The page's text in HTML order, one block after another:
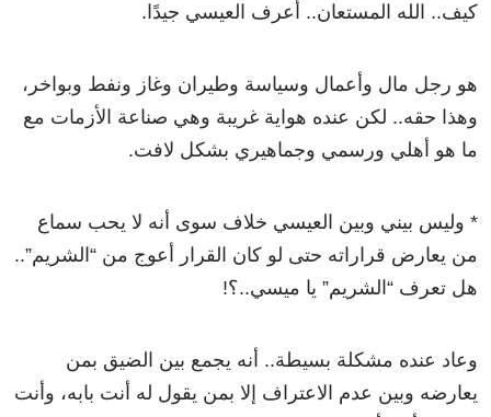
كيف.. الله المستعان.. أعرف العيسي جيدًا.
هو رجل مال وأعمال وسياسة وطيران وغاز ونفط وبواخر،
وهذا حقه.. لكن عنده هواية غريبة وهي صناعة الأزمات مع
ما هو أهلي ورسمي وجماهيري بشكل لافت.
* وليس بيني وبين العيسي خلاف سوى أنه لا يحب سماع
من يعارض قراراته حتى لو كان القرار أعوج من “الشريم”..
هل تعرف “الشريم” يا ميسي..؟!
وعاد عنده مشكلة بسيطة.. أنه يجمع بين الضيق بمن
يعارضه وبين عدم الاعتراف إلا بمن يقول له أنت بابه، وأنت